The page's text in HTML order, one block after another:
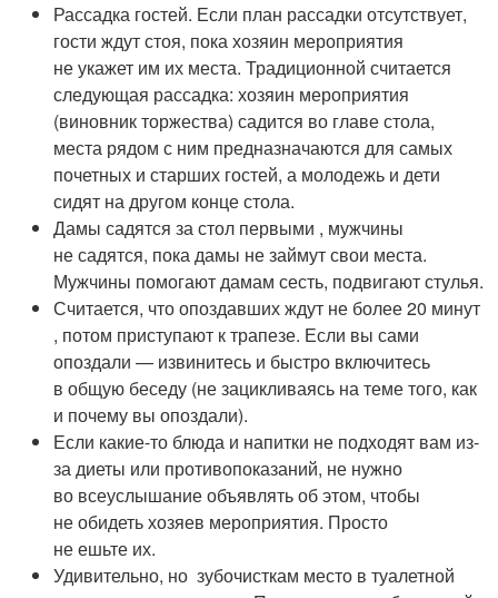
Рассадка гостей. Если план рассадки отсутствует,
гости ждут стоя, пока хозяин мероприятия
не укажет им их места. Традиционной считается
следующая рассадка: хозяин мероприятия
(виновник торжества) садится во главе стола,
места рядом с ним предназначаются для самых
почетных и старших гостей, а молодежь и дети
сидят на другом конце стола.
Дамы садятся за стол первыми , мужчины
не садятся, пока дамы не займут свои места.
Мужчины помогают дамам сесть, подвигают стулья.
Считается, что опоздавших ждут не более 20 минут
, потом приступают к трапезе. Если вы сами
опоздали — извинитесь и быстро включитесь
в общую беседу (не зацикливаясь на теме того, как
и почему вы опоздали).
Если какие-то блюда и напитки не подходят вам из-
за диеты или противопоказаний, не нужно
во всеуслышание объявлять об этом, чтобы
не обидеть хозяев мероприятия. Просто
не ешьте их.
Удивительно, но зубочисткам место в туалетной